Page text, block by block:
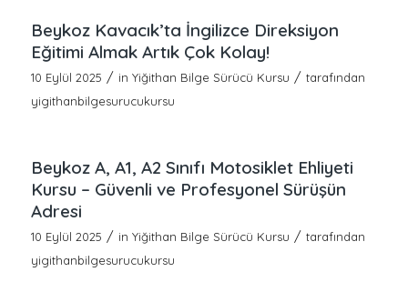
Beykoz Kavacık’ta İngilizce Direksiyon
Eğitimi Almak Artık Çok Kolay!
10 Eylül 2025 / in Yiğithan Bilge Sürücü Kursu / tarafından
yigithanbilgesurucukursu
Beykoz A, A1, A2 Sınıfı Motosiklet Ehliyeti
Kursu – Güvenli ve Profesyonel Sürüşün
Adresi
10 Eylül 2025 / in Yiğithan Bilge Sürücü Kursu / tarafından
yigithanbilgesurucukursu